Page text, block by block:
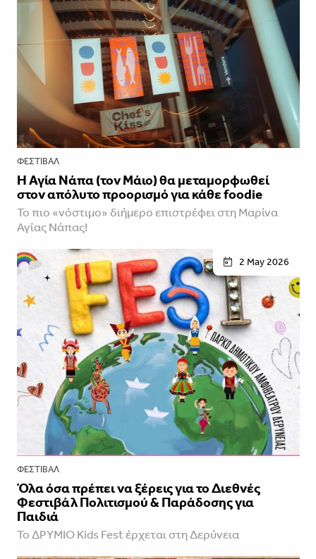
ΦΕΣΤΙΒΑΛ
Η Αγία Νάπα (τον Μάιο) θα μεταμορφωθεί
στον απόλυτο προορισμό για κάθε foodie
Το πιο «νόστιμο» διήμερο επιστρέφει στη Μαρίνα
Αγίας Νάπας!
2 May 2026
ΦΕΣΤΙΒΑΛ
Όλα όσα πρέπει να ξέρεις για το Διεθνές
Φεστιβάλ Πολιτισμού & Παράδοσης για
Παιδιά
Το ΔΡΥΜΙΟ Kids Fest έρχεται στη Δερύνεια